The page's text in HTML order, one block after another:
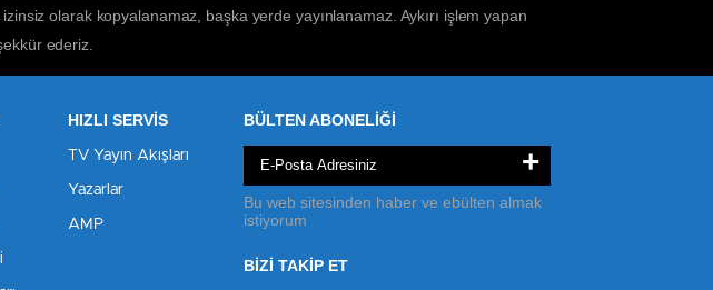
olarak kopyalanamaz, başka yerde yayınlanamaz. Aykırı işlem yapan
ederiz.
HIZLI SERVİS
TV Yayın Akışları
Yazarlar
AMP
BÜLTEN ABONELİĞİ
+
Bu web sitesinden haber ve ebülten almak
istiyorum
BİZİ TAKİP ET